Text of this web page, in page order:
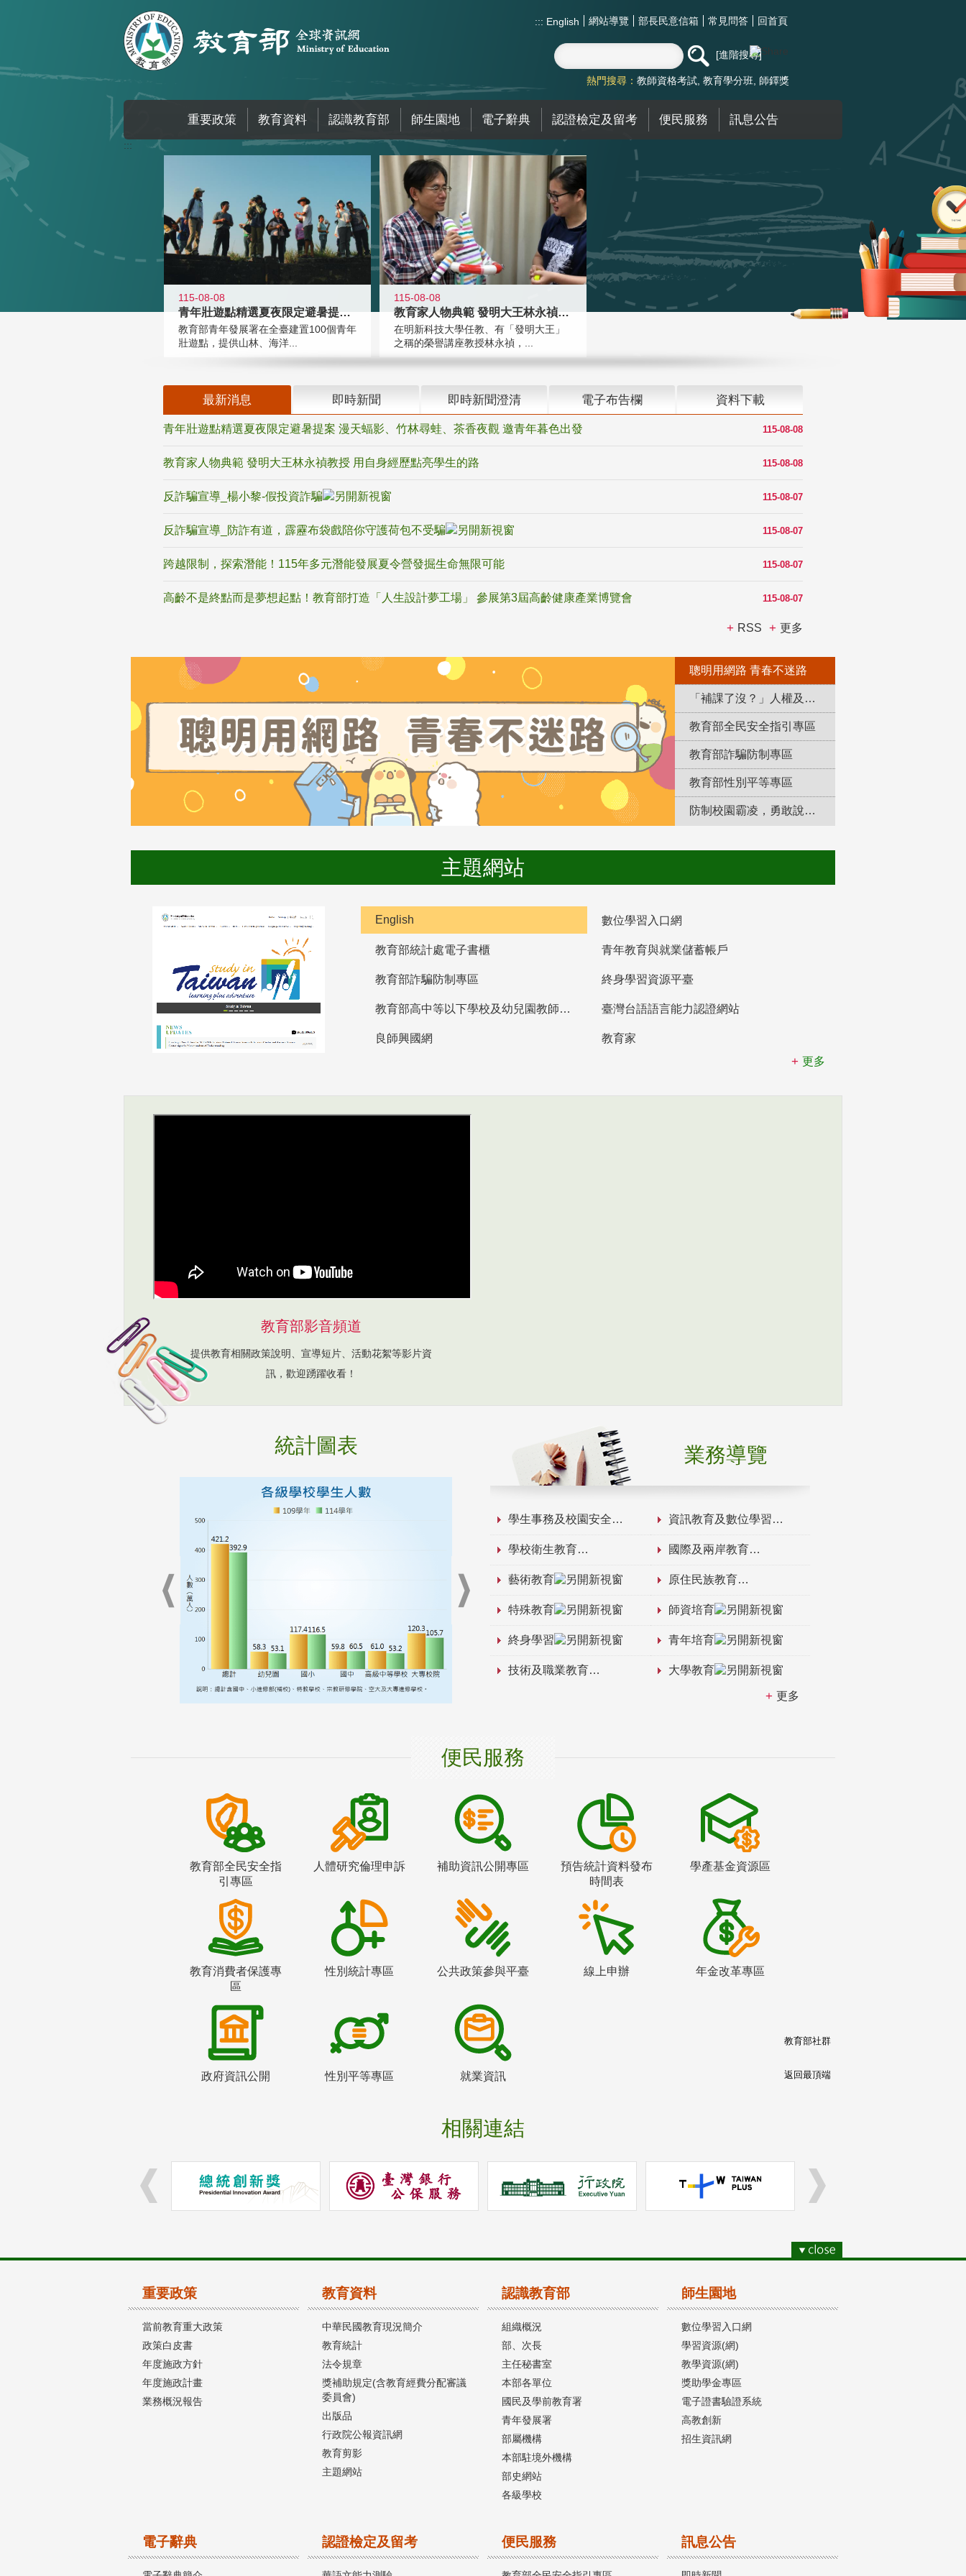
::: English 網站導覽 部長民意信箱 常見問答 回首頁
進階搜尋
熱門搜尋： 教師資格考試 教育學分班 師鐸獎
重要政策 教育資料 認識教育部 師生園地 電子辭典 認證檢定及留考 便民服務 訊息公告
:::
115-08-08
青年壯遊點精選夏夜限定避暑提案 漫
教育部青年發展署在全臺建置100個青年
壯遊點，提供山林、海洋...
115-08-08
教育家人物典範 發明大王林永禎教授
在明新科技大學任教、有「發明大王」
之稱的榮譽講座教授林永禎，...
最新消息 即時新聞 即時新聞澄清 電子布告欄 資料下載
115-08-08
青年壯遊點精選夏夜限定避暑提案 漫天蝠影、竹林尋蛙、茶香夜觀 邀青年暮色出發
115-08-08
教育家人物典範 發明大王林永禎教授 用自身經歷點亮學生的路
115-08-07
反詐騙宣導_楊小黎-假投資詐騙
115-08-07
反詐騙宣導_防詐有道，霹靂布袋戲陪你守護荷包不受騙
115-08-07
跨越限制，探索潛能！115年多元潛能發展夏令營發掘生命無限可能
115-08-07
高齡不是終點而是夢想起點！教育部打造「人生設計夢工場」 參展第3屆高齡健康產業博覽會
RSS 更多
聰明用網路 青春不迷路
「補課了沒？」人權及轉型正義教育專區
教育部全民安全指引專區
教育部詐騙防制專區
教育部性別平等專區
防制校園霸凌，勇敢說出來！
主題網站
English 數位學習入口網
教育部統計處電子書櫃 青年教育與就業儲蓄帳戶
教育部詐騙防制專區 終身學習資源平臺
教育部高中等以下學校及幼兒園教師資格檢定考試 臺灣台語語言能力認證網站
良師興國網
教育家
更多
教育部影音頻道
提供教育相關政策說明、宣導短片、活動花絮等影片資
訊，歡迎踴躍收看！
統計圖表 業務導覽
學生事務及校園安全 資訊教育及數位學習
學校衛生教育 國際及兩岸教育
藝術教育 原住民族教育
特殊教育 師資培育
終身學習 青年培育
技術及職業教育 大學教育
更多
便民服務
教育部全民安全指
引專區
人體研究倫理申訴 補助資訊公開專區
預告統計資料發布
時間表
學產基金資源區
教育消費者保護專
區
性別統計專區 公共政策參與平臺 線上申辦 年金改革專區
政府資訊公開 性別平等專區 就業資訊
相關連結
教育部社群
返回最頂端
重要政策
當前教育重大政策
政策白皮書
年度施政方針
年度施政計畫
業務概況報告
教育資料
中華民國教育現況簡介
教育統計
法令規章
獎補助規定(含教育經費分配審議
委員會)
出版品
行政院公報資訊網
教育剪影
主題網站
認識教育部
組織概況
部、次長
主任秘書室
本部各單位
國民及學前教育署
青年發展署
部屬機構
本部駐境外機構
部史網站
各級學校
師生園地
數位學習入口網
學習資源(網)
教學資源(網)
獎助學金專區
電子證書驗證系統
高教創新
招生資訊網
電子辭典 認證檢定及留考 便民服務 訊息公告